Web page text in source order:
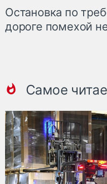
Остановка по
дороге помехой
Самое